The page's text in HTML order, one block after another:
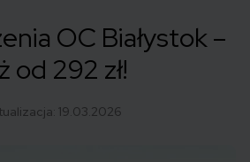
OC Białystok –
od 292 zł!
19.03.2026